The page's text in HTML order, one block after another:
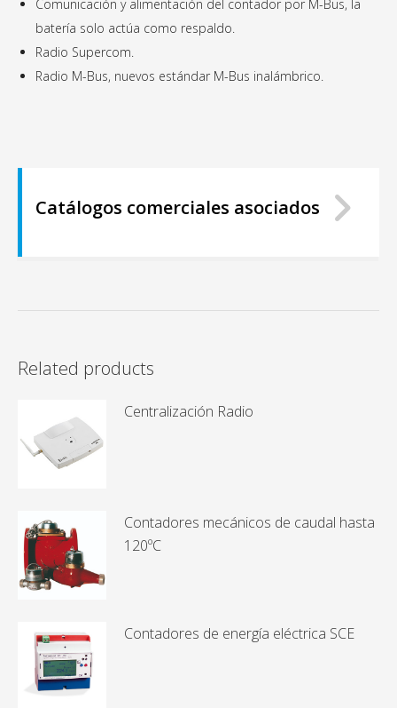
Comunicación y alimentación del contador por M-Bus, la
batería solo actúa como respaldo.
Radio Supercom.
Radio M-Bus, nuevos estándar M-Bus inalámbrico.
Catálogos comerciales asociados
Related products
Centralización Radio
Contadores mecánicos de caudal hasta
120ºC
Contadores de energía eléctrica SCE